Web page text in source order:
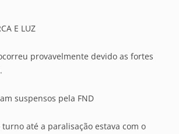
E LUZ
provavelmente devido as fortes
suspensos pela FND
turno até a paralisação estava com o